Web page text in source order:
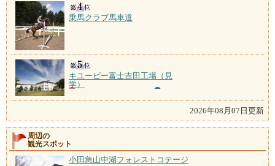
乗馬クラブ馬車道
キユーピー富士吉田工場（見
学）
2026年08月07日更新
周辺の
観光スポット
小田急山中湖フォレストコテージ